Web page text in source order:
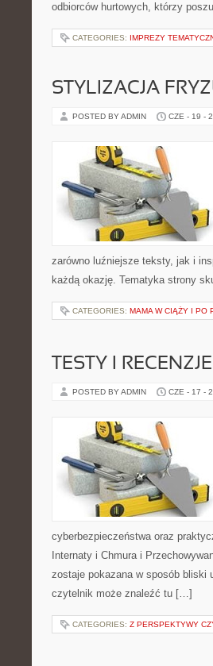
odbiorców hurtowych, którzy
CATEGORIES: IMPREZY
STYLIZACJA
POSTED BY ADMIN CZE - 19 -
zarówno luźniejsze teksty, jak i
każdą okazję. Tematyka strony
CATEGORIES: MAMA W CIĄŻY I PO
TESTY I
POSTED BY ADMIN CZE - 17 -
cyberbezpieczeństwa oraz
Internaty i Chmura i
zostaje pokazana w sposób bliski
czytelnik może znaleźć tu […]
CATEGORIES: Z PERSPEKTYWY